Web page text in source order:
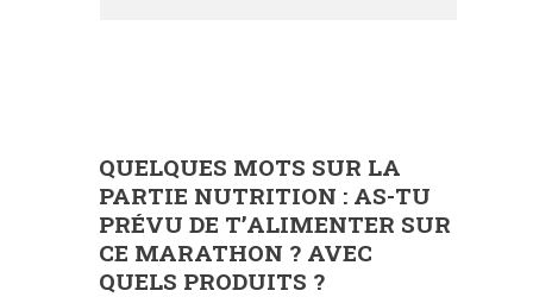
QUELQUES MOTS SUR LA
PARTIE NUTRITION : AS-TU
PRÉVU DE T’ALIMENTER SUR
CE MARATHON ? AVEC
QUELS PRODUITS ?